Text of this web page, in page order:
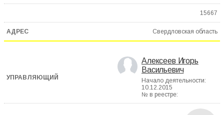
15667
Свердловская область
Алексеев Игорь
Васильевич
Начало деятельности:
10.12.2015
№ в реестре: